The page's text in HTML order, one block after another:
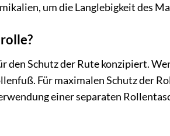
um die Langlebigkeit des
den Schutz der Rute konzipiert.
Für maximalen Schutz der
einer separaten